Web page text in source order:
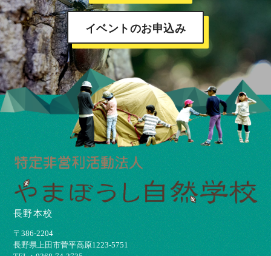
イベントのお申込み
長野本校
〒386-2204
⻑野県上⽥市菅平⾼原1223-5751